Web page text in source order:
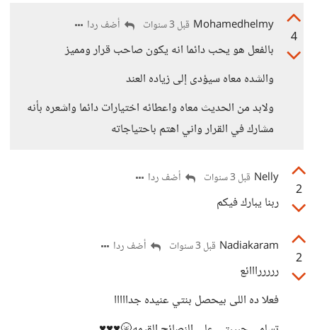
4
Mohamedhelmy قبل 3 سنوات أضف ردا
بالفعل هو يحب دائما انه يكون صاحب قرار ومميز
والشده معاه سيؤدى إلى زياده العند
ولابد من الحديث معاه واعطائه اختيارات دائما واشعره بأنه
مشارك في القرار واني اهتم باحتياجاته
2
Nelly قبل 3 سنوات أضف ردا
ربنا يبارك فيكم
2
Nadiakaram قبل 3 سنوات أضف ردا
رررررااائع
فعلا ده اللى بيحصل بنتي عنيده جدااااا